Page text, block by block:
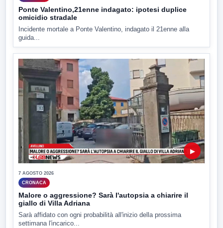
Ponte Valentino,21enne indagato: ipotesi duplice
omicidio stradale
Incidente mortale a Ponte Valentino, indagato il 21enne alla
guida...
▶
7 AGOSTO 2026
CRONACA
Malore o aggressione? Sarà l'autopsia a chiarire il
giallo di Villa Adriana
Sarà affidato con ogni probabilità all'inizio della prossima
settimana l'incarico...